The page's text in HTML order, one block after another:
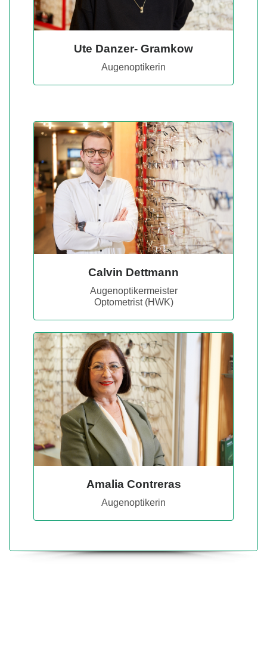
Ute Danzer- Gramkow
Augenoptikerin
Calvin Dettmann
Augenoptikermeister
Optometrist (HWK)
Amalia Contreras
Augenoptikerin